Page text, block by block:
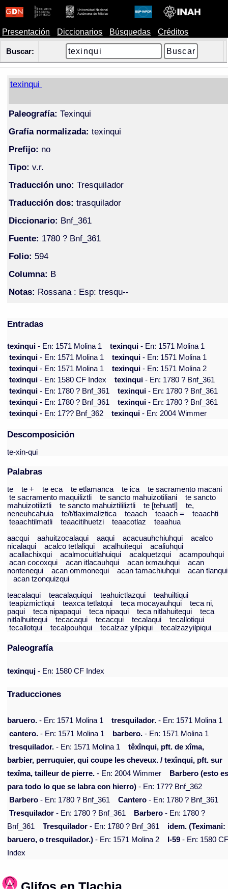
Presentación Diccionarios Búsquedas Créditos
Buscar:
texinqui
Paleografía: Texinqui
Grafía normalizada: texinqui
Prefijo: no
Tipo: v.r.
Traducción uno: Tresquilador
Traducción dos: trasquilador
Diccionario: Bnf_361
Fuente: 1780 ? Bnf_361
Folio: 594
Columna: B
Notas: Rossana : Esp: tresqu--
Entradas
texinqui- En: 1571 Molina 1 texinqui- En: 1571 Molina 1
texinqui- En: 1571 Molina 1 texinqui- En: 1571 Molina 1
texinqui- En: 1571 Molina 1 texinqui- En: 1571 Molina 2
texinqui- En: 1580 CF Index texinqui- En: 1780 ? Bnf_361
texinqui- En: 1780 ? Bnf_361 texinqui- En: 1780 ? Bnf_361
texinqui- En: 1780 ? Bnf_361 texinqui- En: 1780 ? Bnf_361
texinqui- En: 17?? Bnf_362 texinqui- En: 2004 Wimmer
Descomposición
te-xin-qui
Palabras
te te + te eca te etlamanca te ica
te sacramento macani
te sacramento maquiliztli
te sancto mahuizotiliani
te sancto
mahuizotiliztli
te sancto mahuiztililiztli te [tehuatl]
te,
neneuhcahuia
te/t/tlaximaliztica teaach teaach =
teaachti
teaachtilmatli
teaacitihuetzi teaacotlaz
teaahua
aacqui
aahuitzocalaqui aaqui acacuauhchiuhqui
acalco
nicalaqui
acalco tetlaliqui acalhuitequi
acaliuhqui
acallachixqui
acalmocuitlahuiqui acalquetzqui
acampouhqui
acan cocoxqui
acan itlacauhqui acan ixmauhqui
acan
nontenequi
acan ommonequi acan tamachiuhqui
acan tlanqui
acan tzonquizqui
teacalaqui
teacalaquiqui teahuictlazqui
teahuiltiqui
teapizmictiqui
teaxca tetlatqui teca mocayauhqui
teca ni,
paqui
teca nipapaqui teca nipaqui teca nitlahuitequi
teca
nitlalhuitequi
tecacaqui tecacqui tecalaqui
tecallotiqui
tecallotqui
tecalpouhqui tecalzaz yilpiqui tecalzazyilpiqui
Paleografía
texinquj - En: 1580 CF Index
Traducciones
baruero. - En: 1571 Molina 1 tresquilador. - En: 1571 Molina 1
cantero. - En: 1571 Molina 1 barbero. - En: 1571 Molina 1
tresquilador. - En: 1571 Molina 1
têxînqui, pft. de xîma,
barbier, perruquier, qui coupe les cheveux. / texînqui, pft. sur
texîma, tailleur de pierre. - En: 2004 Wimmer
Barbero (esto
para todo lo que se labra con hierro) - En: 17?? Bnf_362
Barbero - En: 1780 ? Bnf_361 Cantero - En: 1780 ? Bnf_361
Tresquilador - En: 1780 ? Bnf_361 Barbero - En: 1780 ?
Bnf_361
Tresquilador - En: 1780 ? Bnf_361
idem. (Teximani:
baruero, o tresquilador.) - En: 1571 Molina 2 I-59 - En: 1580
Index